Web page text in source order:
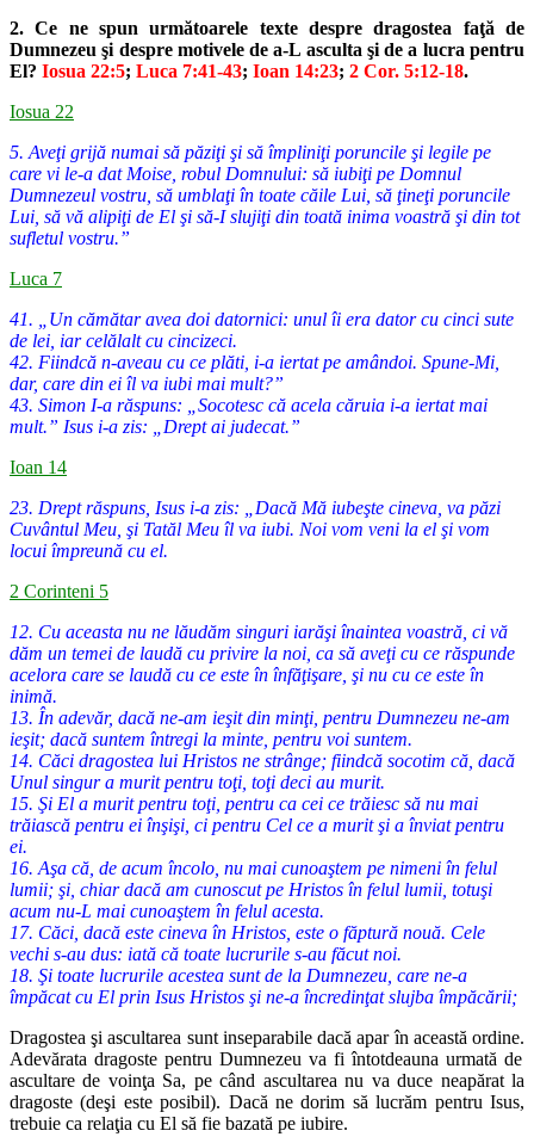
2. Ce ne spun următoarele texte despre dragostea faţă de
Dumnezeu şi despre motivele de a-L asculta şi de a lucra pentru
El? Iosua 22:5; Luca 7:41-43; Ioan 14:23; 2 Cor. 5:12-18.
Iosua 22
5. Aveţi grijă numai să păziţi şi să împliniţi poruncile şi legile pe
care vi le-a dat Moise, robul Domnului: să iubiţi pe Domnul
Dumnezeul vostru, să umblaţi în toate căile Lui, să ţineţi poruncile
Lui, să vă alipiţi de El şi să-I slujiţi din toată inima voastră şi din tot
sufletul vostru.”
Luca 7
41. „Un cămătar avea doi datornici: unul îi era dator cu cinci sute
de lei, iar celălalt cu cincizeci.
42. Fiindcă n-aveau cu ce plăti, i-a iertat pe amândoi. Spune-Mi,
dar, care din ei îl va iubi mai mult?”
43. Simon I-a răspuns: „Socotesc că acela căruia i-a iertat mai
mult.” Isus i-a zis: „Drept ai judecat.”
Ioan 14
23. Drept răspuns, Isus i-a zis: „Dacă Mă iubeşte cineva, va păzi
Cuvântul Meu, şi Tatăl Meu îl va iubi. Noi vom veni la el şi vom
locui împreună cu el.
2 Corinteni 5
12. Cu aceasta nu ne lăudăm singuri iarăşi înaintea voastră, ci vă
dăm un temei de laudă cu privire la noi, ca să aveţi cu ce răspunde
acelora care se laudă cu ce este în înfăţişare, şi nu cu ce este în
inimă.
13. În adevăr, dacă ne-am ieşit din minţi, pentru Dumnezeu ne-am
ieşit; dacă suntem întregi la minte, pentru voi suntem.
14. Căci dragostea lui Hristos ne strânge; fiindcă socotim că, dacă
Unul singur a murit pentru toţi, toţi deci au murit.
15. Şi El a murit pentru toţi, pentru ca cei ce trăiesc să nu mai
trăiască pentru ei înşişi, ci pentru Cel ce a murit şi a înviat pentru
ei.
16. Aşa că, de acum încolo, nu mai cunoaştem pe nimeni în felul
lumii; şi, chiar dacă am cunoscut pe Hristos în felul lumii, totuşi
acum nu-L mai cunoaştem în felul acesta.
17. Căci, dacă este cineva în Hristos, este o făptură nouă. Cele
vechi s-au dus: iată că toate lucrurile s-au făcut noi.
18. Şi toate lucrurile acestea sunt de la Dumnezeu, care ne-a
împăcat cu El prin Isus Hristos şi ne-a încredinţat slujba împăcării;
Dragostea şi ascultarea sunt inseparabile dacă apar în această ordine.
Adevărata dragoste pentru Dumnezeu va fi întotdeauna urmată de
ascultare de voinţa Sa, pe când ascultarea nu va duce neapărat la
dragoste (deşi este posibil). Dacă ne dorim să lucrăm pentru Isus,
trebuie ca relaţia cu El să fie bazată pe iubire.